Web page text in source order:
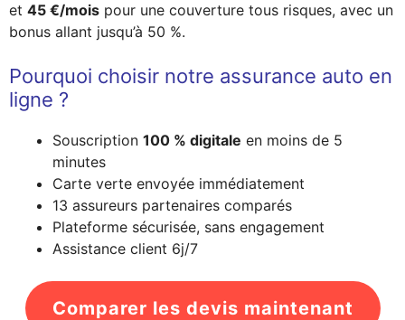
et 45 €/mois pour une couverture tous risques, avec un
bonus allant jusqu’à 50 %.
Pourquoi choisir notre assurance auto en
ligne ?
Souscription 100 % digitale en moins de 5
minutes
Carte verte envoyée immédiatement
13 assureurs partenaires comparés
Plateforme sécurisée, sans engagement
Assistance client 6j/7
Comparer les devis maintenant